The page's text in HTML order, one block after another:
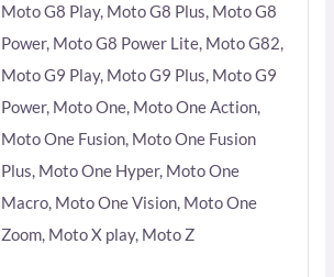
Moto G8 Play, Moto G8 Plus, Moto G8
Power, Moto G8 Power Lite, Moto G82,
Moto G9 Play, Moto G9 Plus, Moto G9
Power, Moto One, Moto One Action,
Moto One Fusion, Moto One Fusion
Plus, Moto One Hyper, Moto One
Macro, Moto One Vision, Moto One
Zoom, Moto X play, Moto Z